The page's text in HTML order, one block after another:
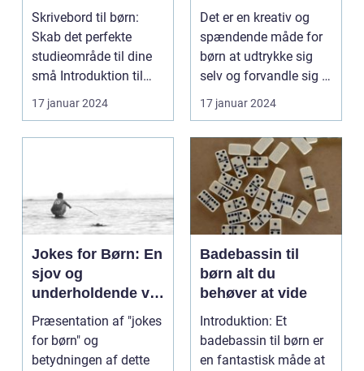
studieområde til
dine små
Skrivebord til børn:
Skab det perfekte
studieområde til dine
små Introduktion til
skrivebord til b...
17 januar 2024
blandt børn
Det er en kreativ og
spændende måde for
børn at udtrykke sig
selv og forvandle sig til
deres yndling...
17 januar 2024
Jokes for Børn: En
sjov og
underholdende vej
til latter og læring
Præsentation af "jokes
for børn" og
betydningen af dette
Badebassin til
børn alt du
behøver at vide
Introduktion: Et
badebassin til børn er
en fantastisk måde at